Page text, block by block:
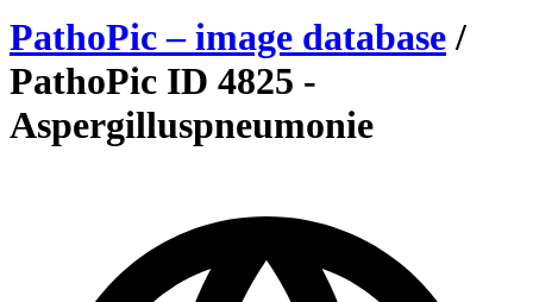
PathoPic – image database /
PathoPic ID 4825 -
Aspergilluspneumonie